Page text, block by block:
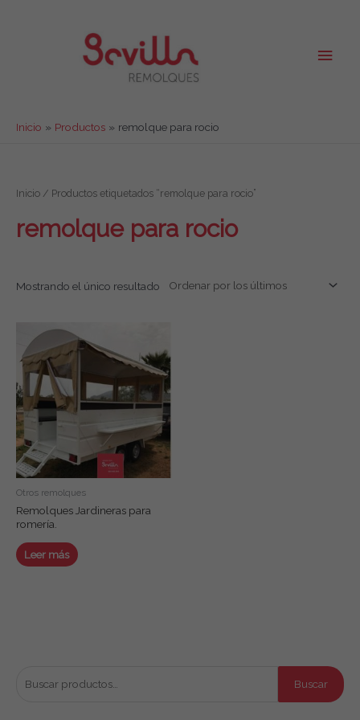
Inicio Productos remolque para rocio
Buscar
Inicio / Productos etiquetados “remolque para rocio”
remolque para rocio
Mostrando el único resultado
Otros remolques
Remolques Jardineras para
romería.
Leer más